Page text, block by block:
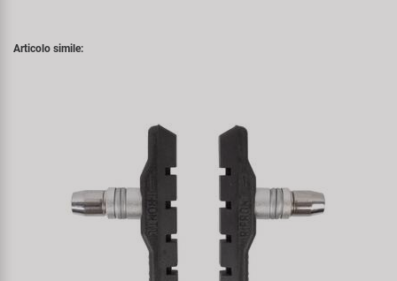
Articolo simile: